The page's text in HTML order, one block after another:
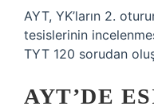
AYT, YK’ların 2.
tesislerinin
TYT 120 sorudan
AYT’DE